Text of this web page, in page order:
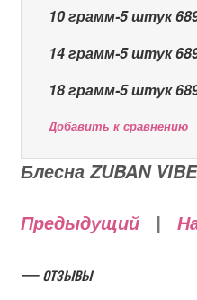
10 грамм-5 штук
14 грамм-5 штук
18 грамм-5 штук
Добавить к сравнению
Блесна ZUBAN
Предыдущий|
— отзывы